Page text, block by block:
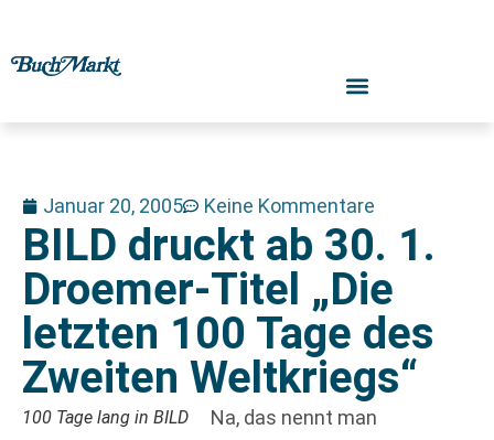
Januar 20, 2005 Keine Kommentare
BILD druckt ab 30. 1.
Droemer-Titel „Die
letzten 100 Tage des
Zweiten Weltkriegs“
100 Tage lang in BILD
Na, das nennt man